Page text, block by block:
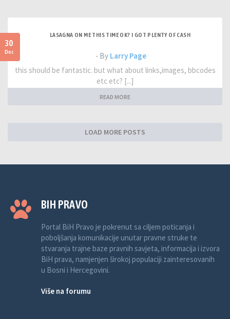
30
Dec
LASAGNA ON ME THIS TIME OK? I GOT PLENTY OF CASH
- By Larry Page
this should be fantastic. but what about links,images, bbcodes
etc etc? [...]
READ MORE
LOAD MORE POSTS
BIH PRAVO
Portal BiH Pravo je pokrenut sa ciljem poticanja i
poboljšanja komunikacije unutar pravne struke te
stvaranja trajne baze pravnih savjeta, informacija i izvora
BiH prava, namjenjen širokoj populaciji zainteresovanih
u Bosni i Hercegovini.
Više na forumu